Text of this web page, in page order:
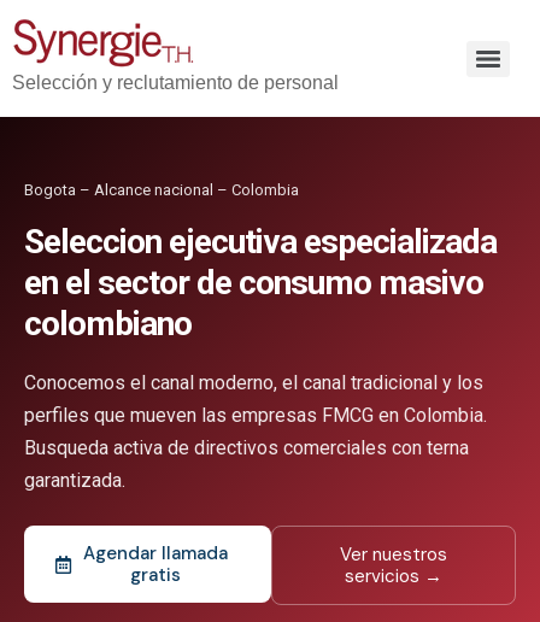
Selección y reclutamiento de personal
Bogota – Alcance nacional – Colombia
Seleccion ejecutiva especializada
en el sector de consumo masivo
colombiano
Conocemos el canal moderno, el canal tradicional y los
perfiles que mueven las empresas FMCG en Colombia.
Busqueda activa de directivos comerciales con terna
garantizada.
Agendar llamada
gratis
Ver nuestros
servicios →